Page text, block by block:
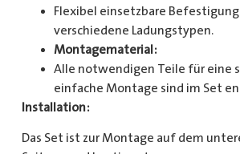
Flexibel einsetzbare
verschiedene Ladungstypen.
Montagematerial:
Alle notwendigen Teile für eine
einfache Montage sind im Set
Installation:
Das Set ist zur Montage auf dem
Seitenwand bestimmt.